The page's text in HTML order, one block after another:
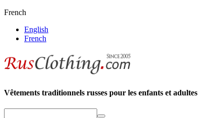
French
English
French
Vêtements traditionnels russes pour les enfants et adultes